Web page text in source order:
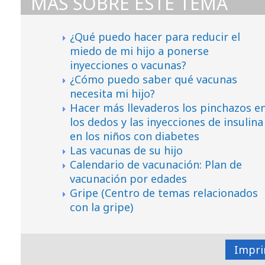
¿Qué puedo hacer para reducir el
miedo de mi hijo a ponerse
inyecciones o vacunas?
¿Cómo puedo saber qué vacunas
necesita mi hijo?
Hacer más llevaderos los pinchazos
los dedos y las inyecciones de insulina
en los niños con diabetes
Las vacunas de su hijo
Calendario de vacunación: Plan de
vacunación por edades
Gripe (Centro de temas relacionados
con la gripe)